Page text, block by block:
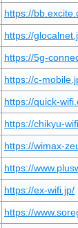
https://
https://
https://5g-
https://c-
https://quick-
https://chikyu-
https://wimax-
https://
https://ex-wifi.jp/
https://